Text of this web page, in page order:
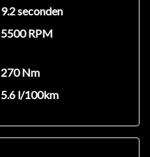
9.2 seconden
5500 RPM
270 Nm
5.6 l/100km